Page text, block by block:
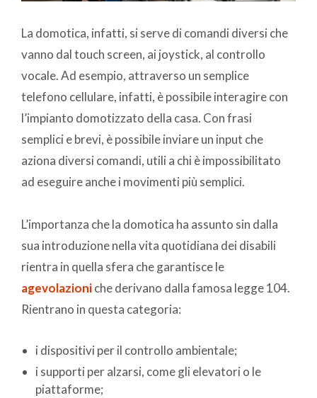
La domotica, infatti, si serve di comandi diversi che
vanno dal touch screen, ai joystick, al controllo
vocale. Ad esempio, attraverso un semplice
telefono cellulare, infatti, è possibile interagire con
l’impianto domotizzato della casa. Con frasi
semplici e brevi, è possibile inviare un input che
aziona diversi comandi, utili a chi è impossibilitato
ad eseguire anche i movimenti più semplici.
L’importanza che la domotica ha assunto sin dalla
sua introduzione nella vita quotidiana dei disabili
rientra in quella sfera che garantisce le
agevolazioniche derivano dalla famosa legge 104.
Rientrano in questa categoria:
i dispositivi per il controllo ambientale;
i supporti per alzarsi, come gli elevatori o le
piattaforme;